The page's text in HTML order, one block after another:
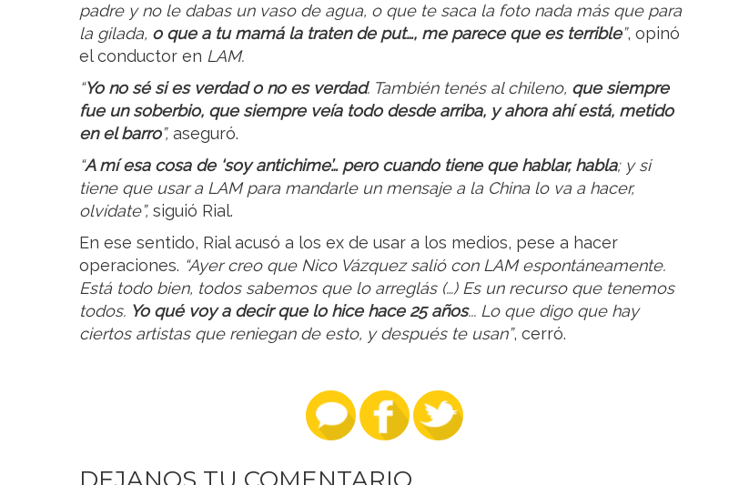
padre y no le dabas un vaso de agua, o que te saca la foto nada más que para
la gilada, o que a tu mamá la traten de put…, me parece que es terrible”, opinó
el conductor en LAM.
“Yo no sé si es verdad o no es verdad. También tenés al chileno, que siempre
fue un soberbio, que siempre veía todo desde arriba, y ahora ahí está, metido
en el barro”, aseguró.
“A mí esa cosa de ‘soy antichime’… pero cuando tiene que hablar, habla; y si
tiene que usar a LAM para mandarle un mensaje a la China lo va a hacer,
olvídate”, siguió Rial.
En ese sentido, Rial acusó a los ex de usar a los medios, pese a hacer
operaciones. “Ayer creo que Nico Vázquez salió con LAM espontáneamente.
Está todo bien, todos sabemos que lo arreglás (…) Es un recurso que tenemos
todos. Yo qué voy a decir que lo hice hace 25 años... Lo que digo que hay
ciertos artistas que reniegan de esto, y después te usan”, cerró.